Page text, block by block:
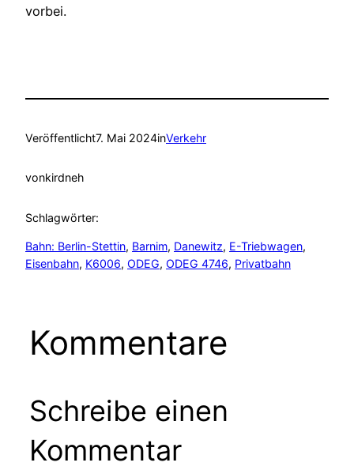
vorbei.
Veröffentlicht7. Mai 2024inVerkehr
vonkirdneh
Schlagwörter:
Bahn: Berlin-Stettin, Barnim, Danewitz, E-Triebwagen
Eisenbahn, K6006, ODEG, ODEG 4746, Privatbahn
Kommentare
Schreibe einen
Kommentar